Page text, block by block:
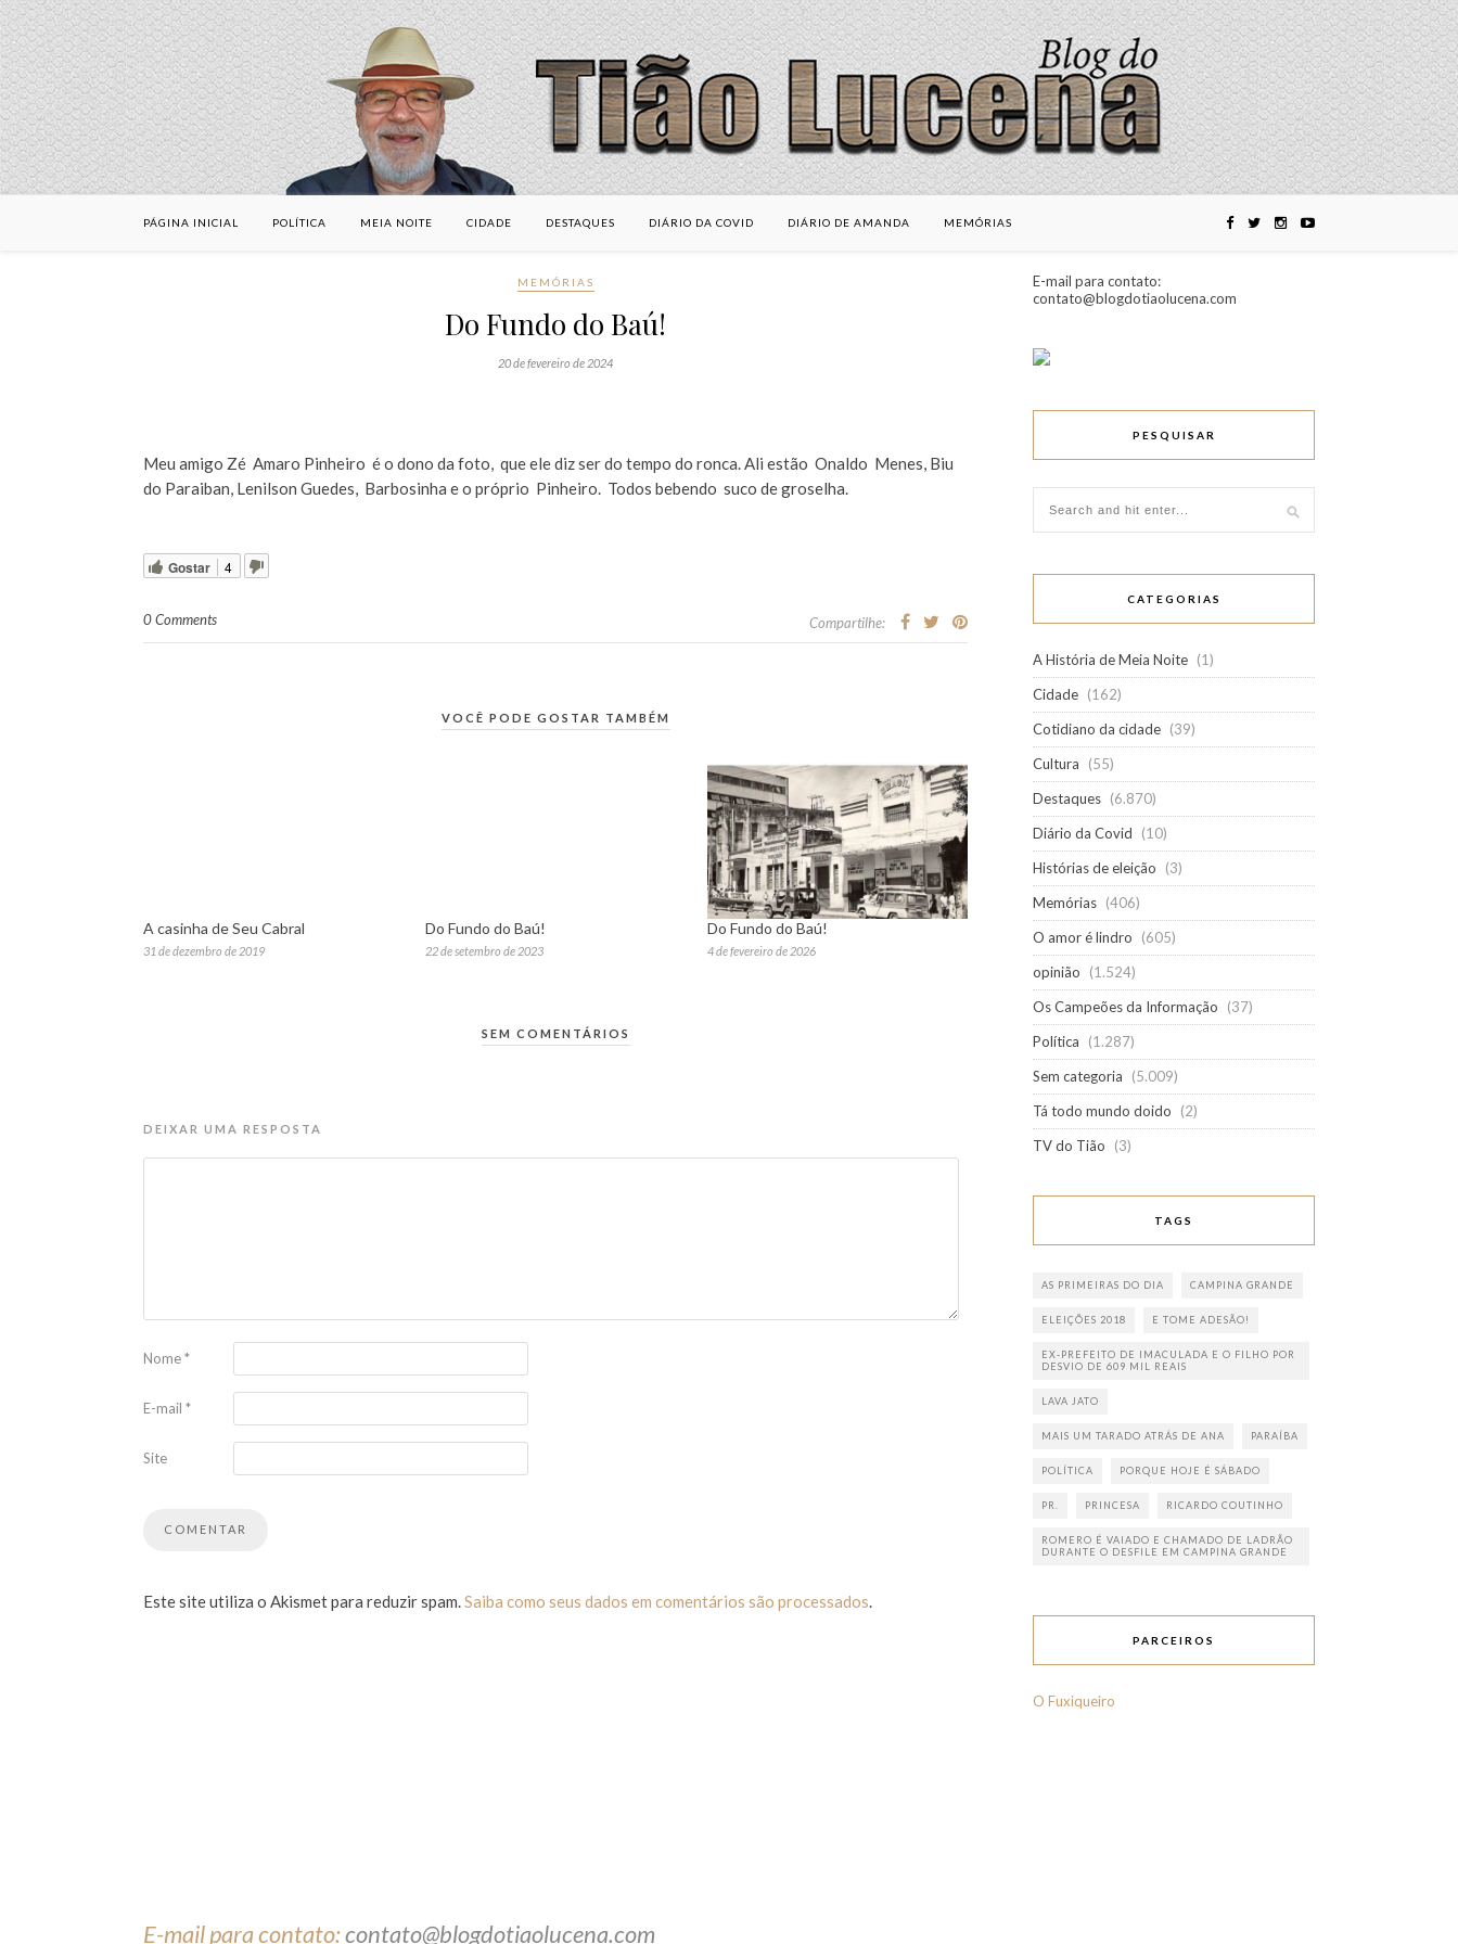
PÁGINA INICIAL POLÍTICA MEIA NOITE CIDADE DESTAQUES DIÁRIO DA COVID DIÁRIO DE AMANDA MEMÓRIAS
MEMÓRIAS
Do Fundo do Baú!
20 de fevereiro de 2024
Meu amigo Zé Amaro Pinheiro é o dono da foto, que ele diz ser do tempo do ronca. Ali estão Onaldo Menes, Biu
do Paraiban, Lenilson Guedes, Barbosinha e o próprio Pinheiro. Todos bebendo suco de groselha.
Gostar 4
0 Comments Compartilhe:
VOCÊ PODE GOSTAR TAMBÉM
A casinha de Seu Cabral
31 de dezembro de 2019
Do Fundo do Baú!
22 de setembro de 2023
Do Fundo do Baú!
4 de fevereiro de 2026
SEM COMENTÁRIOS
DEIXAR UMA RESPOSTA
Nome*
E-mail *
Site
Este site utiliza o Akismet para reduzir spam.Saiba como seus dados em comentários são processados.
E-mail para contato:
contato@blogdotiaolucena.com
PESQUISAR
CATEGORIAS
A História de Meia Noite (1)
Cidade (162)
Cotidiano da cidade (39)
Cultura
(55)
Destaques (6.870)
Diário da Covid
(10)
Histórias de eleição
(3)
Memórias (406)
O amor é lindro
(605)
opinião
(1.524)
Os Campeões da Informação
(37)
Política
(1.287)
Sem categoria
(5.009)
Tá todo mundo doido
(2)
TV do Tião
(3)
TAGS
AS PRIMEIRAS DO DIA CAMPINA GRANDE
ELEIÇÕES 2018 E TOME ADESÃO!
EX-PREFEITO DE IMACULADA E O FILHO POR
DESVIO DE 609 MIL REAIS
LAVA JATO
MAIS UM TARADO ATRÁS DE ANA PARAÍBA
POLÍTICA PORQUE HOJE É SÁBADO
PR. PRINCESA RICARDO COUTINHO
ROMERO É VAIADO E CHAMADO DE LADRÃO
DURANTE O DESFILE EM CAMPINA GRANDE
PARCEIROS
O Fuxiqueiro
E-mail para contato:contato@blogdotiaolucena.com